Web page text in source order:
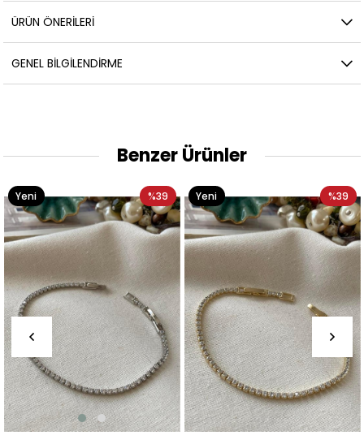
ÜRÜN ÖNERILERI
GENEL BILGILENDIRME
Benzer Ürünler
%39
Yeni
Ürün
%39
Yeni
Ürün